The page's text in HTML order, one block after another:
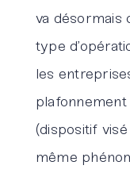
va désormais
type
les
plafonnement
(dispositif visé
même